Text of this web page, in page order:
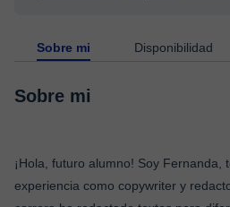
Sobre mi Disponibilidad
Sobre mi
¡Hola, futuro alumno! Soy Fernanda,
experiencia como copywriter y